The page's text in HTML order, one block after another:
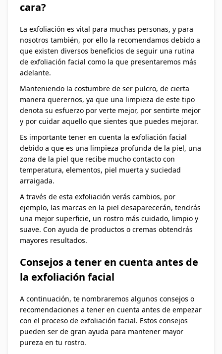
cara?
La exfoliación es vital para muchas personas, y para
nosotros también, por ello la recomendamos debido a
que existen diversos beneficios de seguir una rutina
de exfoliación facial como la que presentaremos más
adelante.
Manteniendo la costumbre de ser pulcro, de cierta
manera querernos, ya que una limpieza de este tipo
denota su esfuerzo por verte mejor, por sentirte mejor
y por cuidar aquello que sientes que puedes mejorar.
Es importante tener en cuenta la exfoliación facial
debido a que es una limpieza profunda de la piel, una
zona de la piel que recibe mucho contacto con
temperatura, elementos, piel muerta y suciedad
arraigada.
A través de esta exfoliación verás cambios, por
ejemplo, las marcas en la piel desaparecerán, tendrás
una mejor superficie, un rostro más cuidado, limpio y
suave. Con ayuda de productos o cremas obtendrás
mayores resultados.
Consejos a tener en cuenta antes de
la exfoliación facial
A continuación, te nombraremos algunos consejos o
recomendaciones a tener en cuenta antes de empezar
con el proceso de exfoliación facial. Estos consejos
pueden ser de gran ayuda para mantener mayor
pureza en tu rostro.